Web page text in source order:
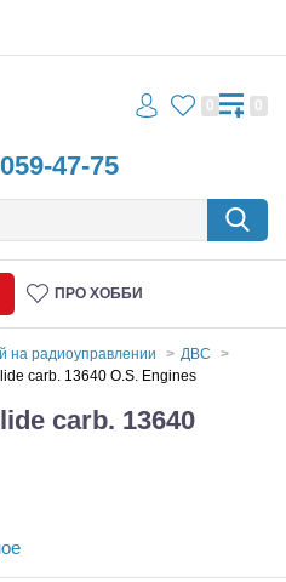
47-75
0 0
ПРО ХОББИ
на радиоуправлении
ДВС
carb. 13640 O.S. Engines
carb. 13640